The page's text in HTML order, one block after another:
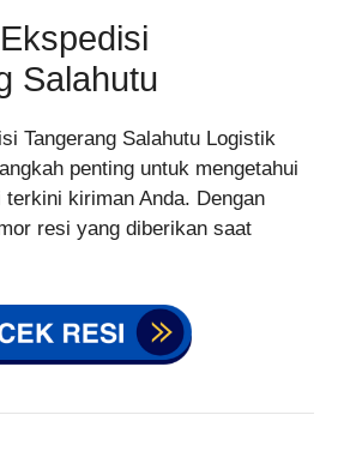
Salahutu
Tangerang Salahutu Logistik
penting untuk mengetahui
kiriman Anda. Dengan
resi yang diberikan saat